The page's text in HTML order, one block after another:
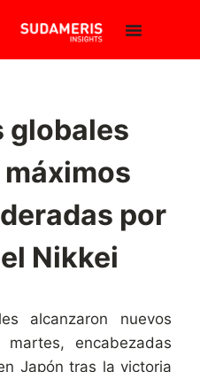
globales
por
Nikkei
alcanzaron nuevos
encabezadas
Japón tras la victoria